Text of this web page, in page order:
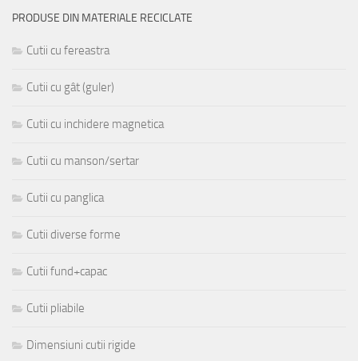
PRODUSE DIN MATERIALE RECICLATE
Cutii cu fereastra
Cutii cu gât (guler)
Cutii cu inchidere magnetica
Cutii cu manson/sertar
Cutii cu panglica
Cutii diverse forme
Cutii fund+capac
Cutii pliabile
Dimensiuni cutii rigide